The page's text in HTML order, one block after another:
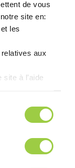
de vous
site en:​
les
aux
à l’aide
Pas de
modifier à
Gérer